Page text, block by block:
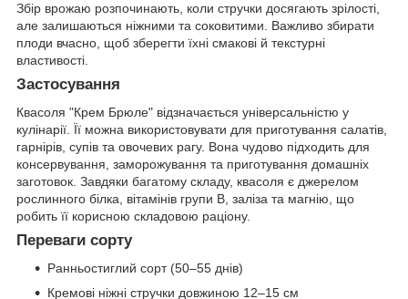
Збір врожаю розпочинають, коли стручки досягають зрілості,
але залишаються ніжними та соковитими. Важливо збирати
плоди вчасно, щоб зберегти їхні смакові й текстурні
властивості.
Застосування
Квасоля "Крем Брюле" відзначається універсальністю у
кулінарії. Її можна використовувати для приготування салатів,
гарнірів, супів та овочевих рагу. Вона чудово підходить для
консервування, заморожування та приготування домашніх
заготовок. Завдяки багатому складу, квасоля є джерелом
рослинного білка, вітамінів групи B, заліза та магнію, що
робить її корисною складовою раціону.
Переваги сорту
Ранньостиглий сорт (50–55 днів)
Кремові ніжні стручки довжиною 12–15 см